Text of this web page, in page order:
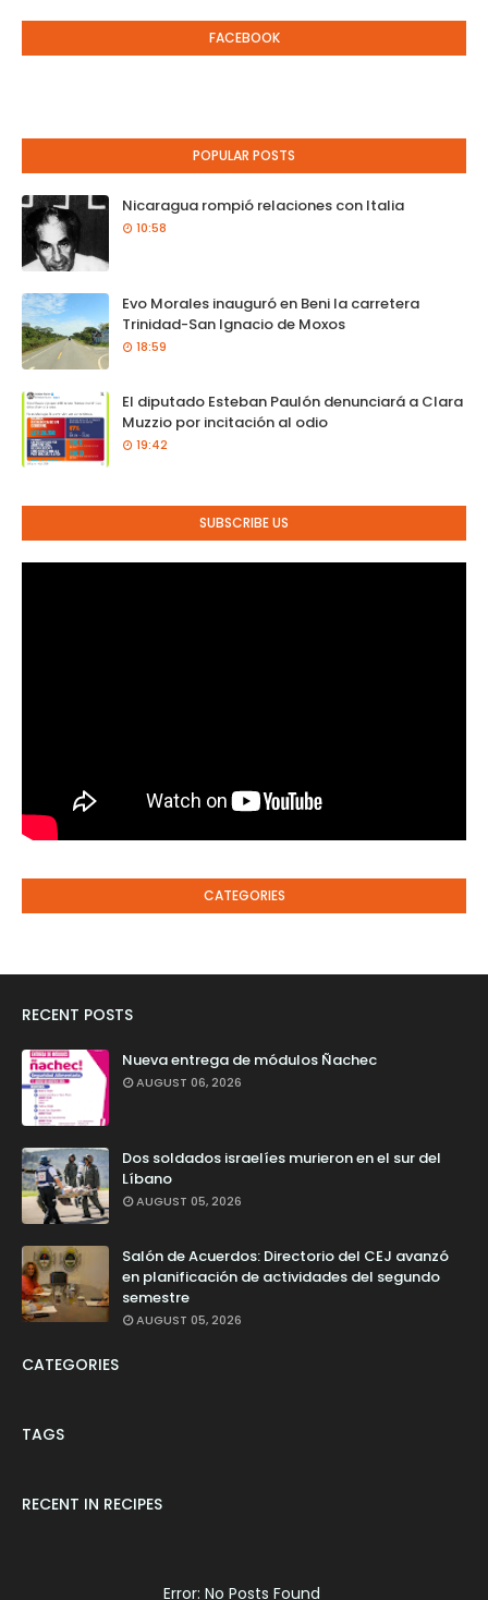
FACEBOOK
POPULAR POSTS
Nicaragua rompió relaciones con Italia
10:58
Evo Morales inauguró en Beni la carretera
Trinidad-San Ignacio de Moxos
18:59
El diputado Esteban Paulón denunciará a Clara
Muzzio por incitación al odio
19:42
SUBSCRIBE US
CATEGORIES
RECENT POSTS
Nueva entrega de módulos Ñachec
AUGUST 06, 2026
Dos soldados israelíes murieron en el sur del
Líbano
AUGUST 05, 2026
Salón de Acuerdos: Directorio del CEJ avanzó
en planificación de actividades del segundo
semestre
AUGUST 05, 2026
CATEGORIES
TAGS
RECENT IN RECIPES
Error: No Posts Found